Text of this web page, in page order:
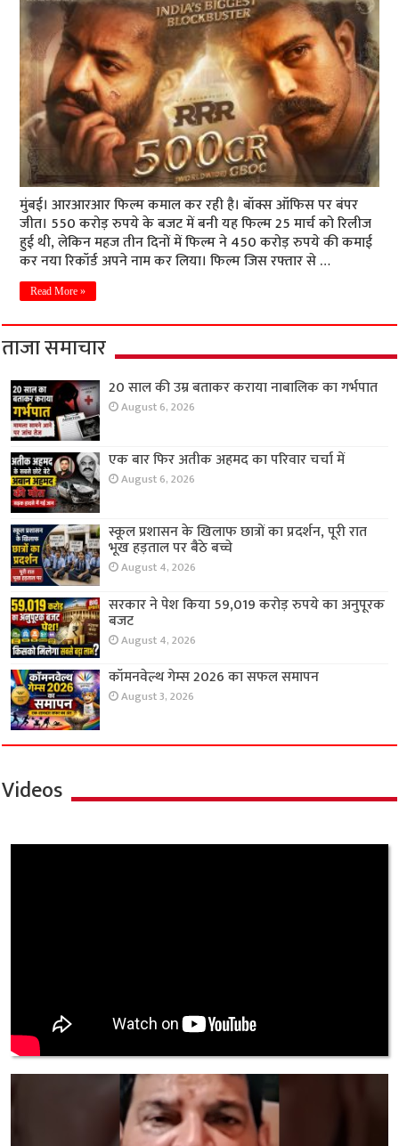
मुंबई। आरआरआर फिल्म कमाल कर रही है। बॉक्स ऑफिस पर बंपर
जीत। 550 करोड़ रुपये के बजट में बनी यह फिल्म 25 मार्च को रिलीज
हुई थी, लेकिन महज तीन दिनों में फिल्म ने 450 करोड़ रुपये की कमाई
कर नया रिकॉर्ड अपने नाम कर लिया। फिल्म जिस रफ्तार से …
Read More »
ताजा समाचार
20 साल की उम्र बताकर कराया नाबालिक का गर्भपात
August 6, 2026
एक बार फिर अतीक अहमद का परिवार चर्चा में
August 6, 2026
स्कूल प्रशासन के खिलाफ छात्रों का प्रदर्शन, पूरी रात
भूख हड़ताल पर बैठे बच्चे
August 4, 2026
सरकार ने पेश किया 59,019 करोड़ रुपये का अनुपूरक
बजट
August 4, 2026
कॉमनवेल्थ गेम्स 2026 का सफल समापन
August 3, 2026
Videos